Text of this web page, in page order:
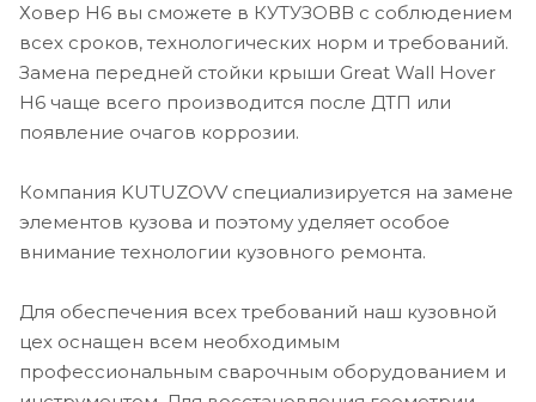
Ховер Н6 вы сможете в КУТУЗОВВ с соблюдением
всех сроков, технологических норм и требований.
Замена передней стойки крыши Great Wall Hover
H6 чаще всего производится после ДТП или
появление очагов коррозии.
Компания KUTUZOVV специализируется на замене
элементов кузова и поэтому уделяет особое
внимание технологии кузовного ремонта.
Для обеспечения всех требований наш кузовной
цех оснащен всем необходимым
профессиональным сварочным оборудованием и